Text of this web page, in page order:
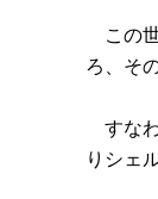
この
ろ、そ
すな
りシェ